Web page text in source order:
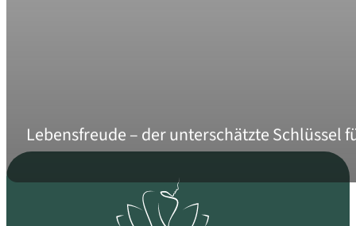
Lebensfreude – der unterschätzte Schlüssel